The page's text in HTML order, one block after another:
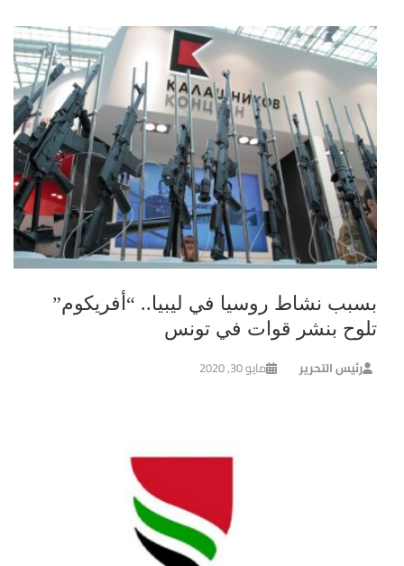
بسبب نشاط روسيا في ليبيا.. “أفريكوم”
تلوح بنشر قوات في تونس
رئيس التحرير مايو 30, 2020